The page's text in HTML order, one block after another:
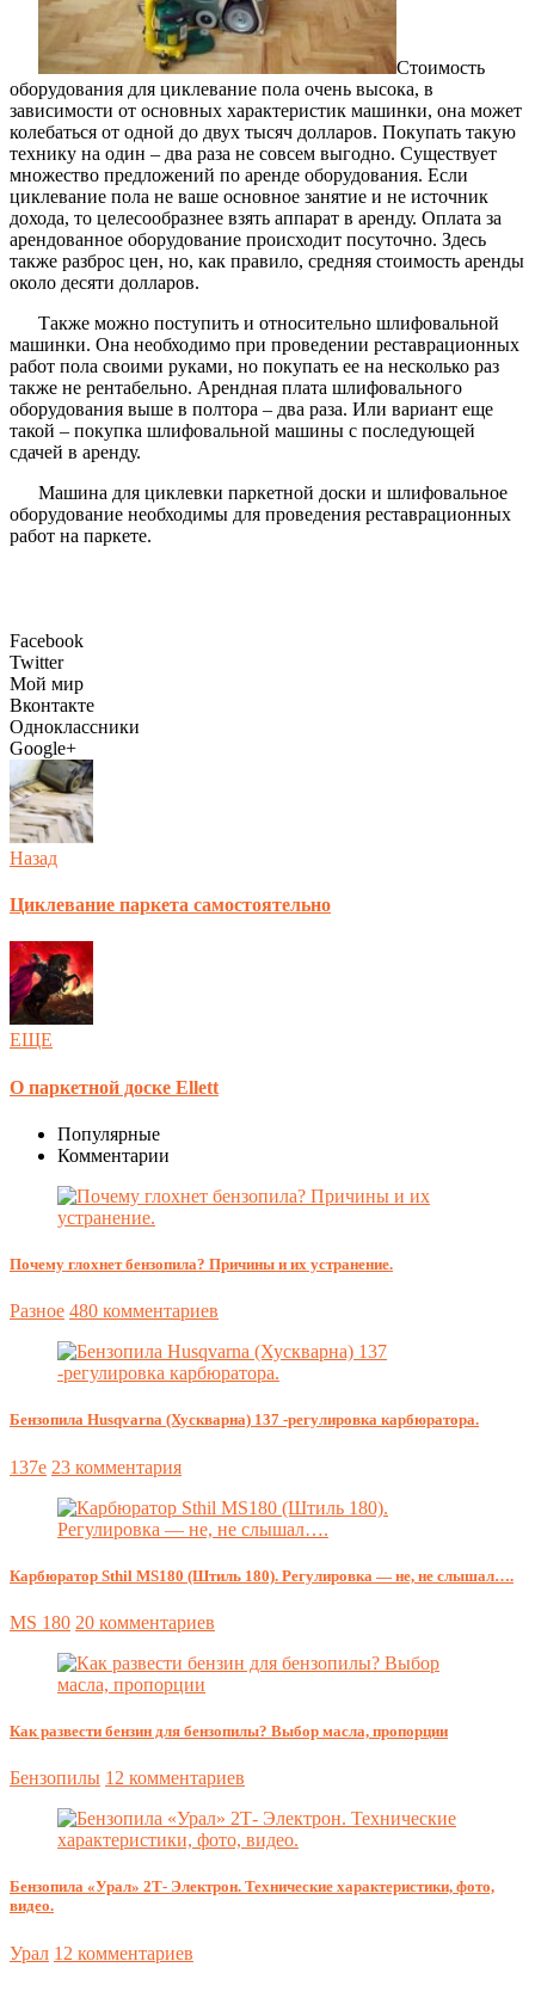
Стоимость
оборудования для циклевание пола очень высока, в
зависимости от основных характеристик машинки, она может
колебаться от одной до двух тысяч долларов. Покупать такую
технику на один – два раза не совсем выгодно. Существует
множество предложений по аренде оборудования. Если
циклевание пола не ваше основное занятие и не источник
дохода, то целесообразнее взять аппарат в аренду. Оплата за
арендованное оборудование происходит посуточно. Здесь
также разброс цен, но, как правило, средняя стоимость аренды
около десяти долларов.
Также можно поступить и относительно шлифовальной
машинки. Она необходимо при проведении реставрационных
работ пола своими руками, но покупать ее на несколько раз
также не рентабельно. Арендная плата шлифовального
оборудования выше в полтора – два раза. Или вариант еще
такой – покупка шлифовальной машины с последующей
сдачей в аренду.
Машина для циклевки паркетной доски и шлифовальное
оборудование необходимы для проведения реставрационных
работ на паркете.
Facebook
Twitter
Мой мир
Вконтакте
Одноклассники
Google+
Назад
Циклевание паркета самостоятельно
ЕЩЕ
О паркетной доске Еllett
Популярные
Комментарии
Почему глохнет бензопила? Причины и их устранение.
Разное 480 комментариев
Бензопила Husqvarna (Хускварна) 137 -регулировка карбюратора.
137e 23 комментария
Карбюратор Sthil MS180 (Штиль 180). Регулировка — не, не слышал….
MS 180 20 комментариев
Как развести бензин для бензопилы? Выбор масла, пропорции
Бензопилы 12 комментариев
Бензопила «Урал» 2Т- Электрон. Технические характеристики, фото,
видео.
Урал 12 комментариев